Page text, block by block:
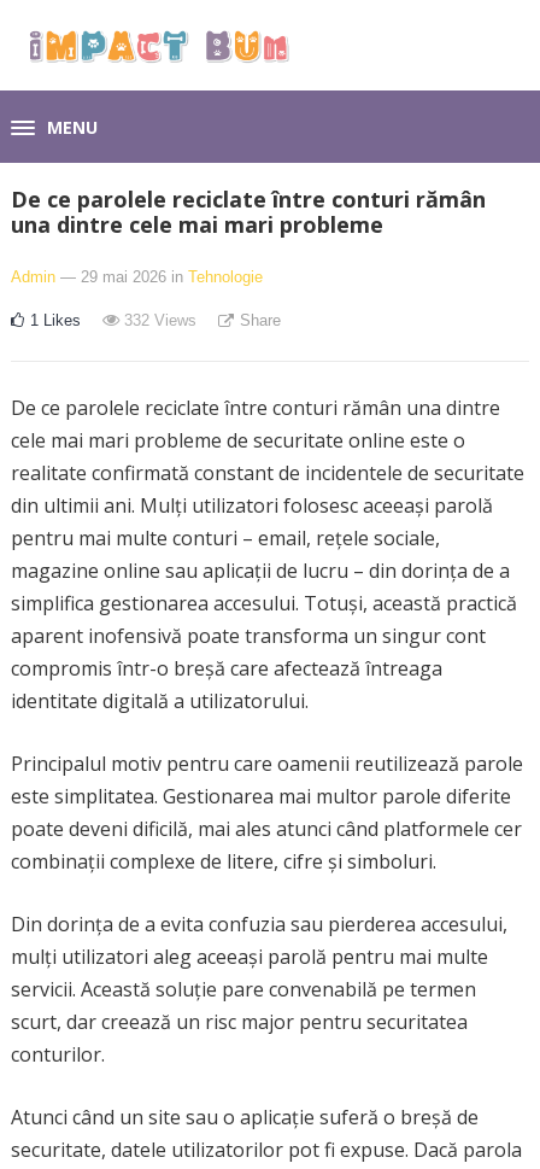
MENU
De ce parolele reciclate între conturi rămân
una dintre cele mai mari probleme
Admin — 29 mai 2026 in Tehnologie
1 Likes 332Views Share
De ce parolele reciclate între conturi rămân una dintre
cele mai mari probleme de securitate online este o
realitate confirmată constant de incidentele de securitate
din ultimii ani. Mulți utilizatori folosesc aceeași parolă
pentru mai multe conturi – email, rețele sociale,
magazine online sau aplicații de lucru – din dorința de a
simplifica gestionarea accesului. Totuși, această practică
aparent inofensivă poate transforma un singur cont
compromis într-o breșă care afectează întreaga
identitate digitală a utilizatorului.
Principalul motiv pentru care oamenii reutilizează parole
este simplitatea. Gestionarea mai multor parole diferite
poate deveni dificilă, mai ales atunci când platformele cer
combinații complexe de litere, cifre și simboluri.
Din dorința de a evita confuzia sau pierderea accesului,
mulți utilizatori aleg aceeași parolă pentru mai multe
servicii. Această soluție pare convenabilă pe termen
scurt, dar creează un risc major pentru securitatea
conturilor.
Atunci când un site sau o aplicație suferă o breșă de
securitate, datele utilizatorilor pot fi expuse. Dacă parola